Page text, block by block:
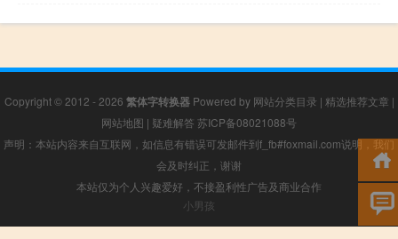
Copyright © 2012 - 2026 繁体字转换器Powered by 网站分类目录 | 精选推荐文章 |
网站地图 | 疑难解答 苏ICP备08021088号
声明：本站内容来自互联网，如信息有错误可发邮件到f_fb#foxmail.com说明，我们
会及时纠正，谢谢
本站仅为个人兴趣爱好，不接盈利性广告及商业合作
小男孩